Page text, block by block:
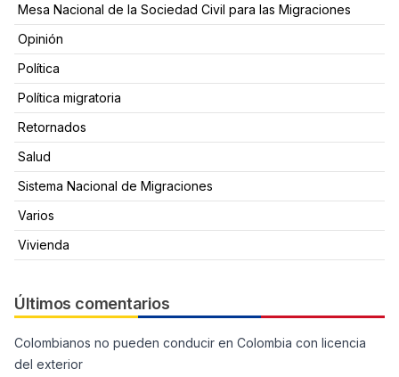
Mesa Nacional de la Sociedad Civil para las Migraciones
Opinión
Política
Política migratoria
Retornados
Salud
Sistema Nacional de Migraciones
Varios
Vivienda
Últimos comentarios
Colombianos no pueden conducir en Colombia con licencia
del exterior